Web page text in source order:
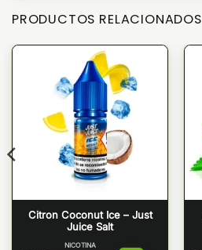
PRODUCTOS RELACIONADOS
Citron Coconut Ice – Just
Juice Salt
NICOTINA